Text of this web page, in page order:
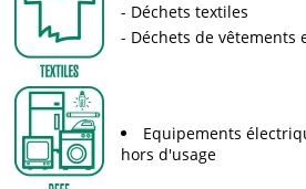
Déchets textiles
Déchets de vêtements
Equipements
hors d'usage